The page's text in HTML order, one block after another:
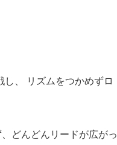
、 リズムをつかめずロ
どんどんリードが広がっ